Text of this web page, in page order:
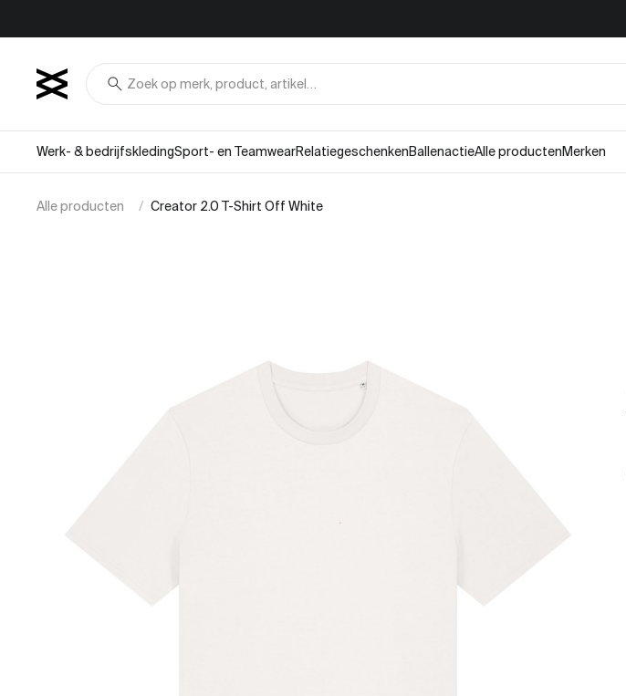
search
Werk- & bedrijfskledingSport- en TeamwearRelatiegeschenkenBallenactieAlle productenMerken
Alle producten Creator 2.0 T-Shirt Off White